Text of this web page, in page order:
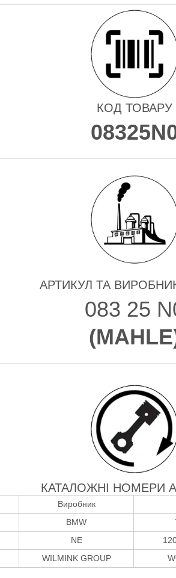
КОД ТОВАРУ
АРТИКУЛ ТА
083 25
(MAHLE
КАТАЛОЖНІ НОМЕРИ
Виробник
BMW
NE
WILMINK GROUP